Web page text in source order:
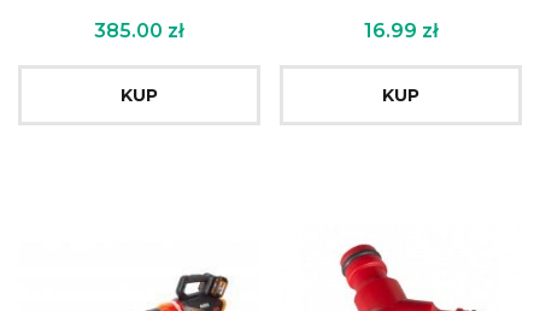
385.00 zł
KUP
16.99 zł
KUP